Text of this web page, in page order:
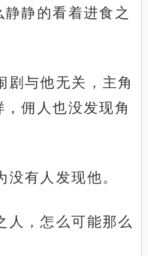
静的看着进食之
剧与他无关，主角
佣人也没发现角
没有人发现他。
人，怎么可能那么